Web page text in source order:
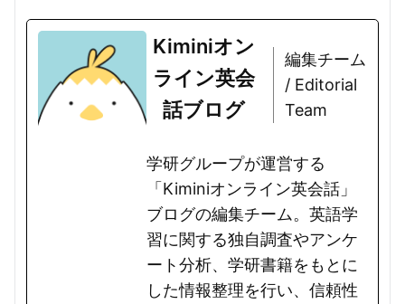
Kiminiオン
ライン英会
話ブログ
編集チーム
/ Editorial
Team
学研グループが運営する
「Kiminiオンライン英会話」
ブログの編集チーム。英語学
習に関する独自調査やアンケ
ート分析、学研書籍をもとに
した情報整理を行い、信頼性